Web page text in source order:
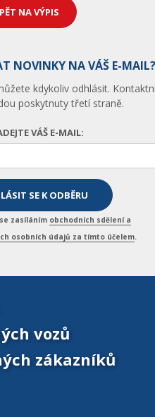
NA VÝPIS
NOVINKY NA VÁŠ E-MAIL?
kdykoliv odhlásit.
poskytnuty třetí straně.
VÁŠ E-MAIL:
zasíláním obchodních sdělení a
osobních údajů za tímto účelem.
vozů
zákazníků